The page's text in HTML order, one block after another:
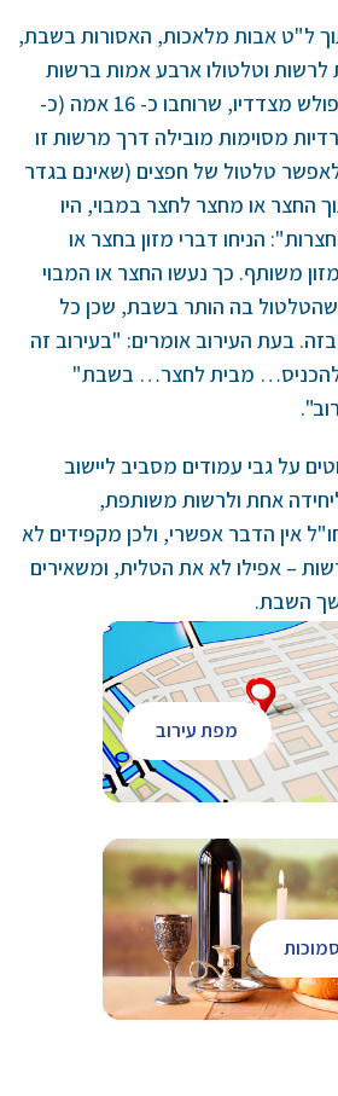
ל"ט אבות מלאכות, האסורות בשבת,
וטלטולו ארבע אמות ברשות
הרבים – שטח פתוח, מפולש מצדדיו, שרוחבו כ- 16 אמה (כ-
מסוימות מובילה דרך מרשות זו
טלטול של חפצים (שאינם בגדר
החצר או מחצר לחצר במבוי, היו
הניחו דברי מזון בחצר או
משותף. כך נעשו החצר או המבוי
בה הותר בשבת, שכן כל
בעת העירוב אומרים: "בעירוב זה
ולהכניס… מבית לחצר… בשבת"
על גבי עמודים מסביב ליישוב
אחת ולרשות משותפת,
אין הדבר אפשרי, ולכן מקפידים לא
– אפילו לא את הטלית, ומשאירים
השבת.
מפת עירוב